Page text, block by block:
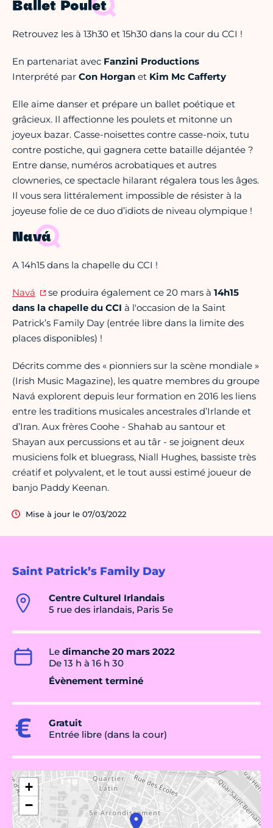
Saint Patrick’s Family Day
Centre Culturel Irlandais
5 rue des irlandais, Paris 5e
Le dimanche 20 mars 2022
De 13 h à 16 h 30
Évènement terminé
Gratuit
Entrée libre (dans la cour)
+
−
Ballet Poulet
Retrouvez les à 13h30 et 15h30 dans la cour du CCI !
En partenariat avec Fanzini Productions
Interprété par Con Horgan et Kim Mc Cafferty
Elle aime danser et prépare un ballet poétique et
grâcieux. Il affectionne les poulets et mitonne un
joyeux bazar. Casse-noisettes contre casse-noix, tutu
contre postiche, qui gagnera cette bataille déjantée ?
Entre danse, numéros acrobatiques et autres
clowneries, ce spectacle hilarant régalera tous les âges.
Il vous sera littéralement impossible de résister à la
joyeuse folie de ce duo d’idiots de niveau olympique !
Navá
A 14h15 dans la chapelle du CCI !
Navá se produira également ce 20 mars à 14h15
dans la chapelle du CCI à l'occasion de la Saint
Patrick’s Family Day (entrée libre dans la limite des
places disponibles) !
Décrits comme des « pionniers sur la scène mondiale »
(Irish Music Magazine), les quatre membres du groupe
Navá explorent depuis leur formation en 2016 les liens
entre les traditions musicales ancestrales d’Irlande et
d’Iran. Aux frères Coohe - Shahab au santour et
Shayan aux percussions et au târ - se joignent deux
musiciens folk et bluegrass, Niall Hughes, bassiste très
créatif et polyvalent, et le tout aussi estimé joueur de
banjo Paddy Keenan.
Mise à jour le 07/03/2022